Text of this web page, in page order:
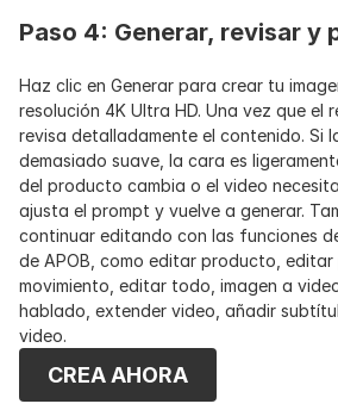
Paso 4: Generar, revisar y
Haz clic en Generar para crear tu
resolución 4K Ultra HD. Una vez que el
revisa detalladamente el contenido. Si
demasiado suave, la cara es
del producto cambia o el video
ajusta el prompt y vuelve a generar.
continuar editando con las funciones
de APOB, como editar producto,
movimiento, editar todo, imagen a
hablado, extender video, añadir
video.
CREA AHORA